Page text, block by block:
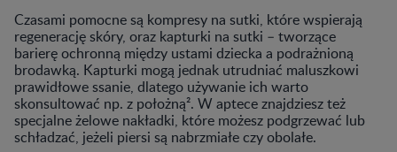
Czasami pomocne są kompresy na sutki, które wspierają
regenerację skóry, oraz kapturki na sutki – tworzące
barierę ochronną między ustami dziecka a podrażnioną
brodawką. Kapturki mogą jednak utrudniać maluszkowi
prawidłowe ssanie, dlatego używanie ich warto
skonsultować np. z położną². W aptece znajdziesz też
specjalne żelowe nakładki, które możesz podgrzewać lub
schładzać, jeżeli piersi są nabrzmiałe czy obolałe.